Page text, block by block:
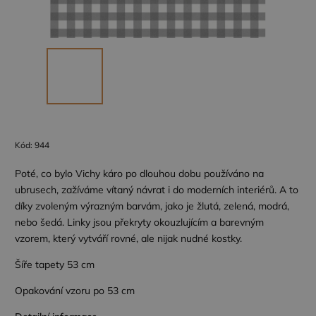
Kód: 944
Poté, co bylo Vichy káro po dlouhou dobu používáno na
ubrusech, zažíváme vítaný návrat i do moderních interiérů. A to
díky zvoleným výrazným barvám, jako je žlutá, zelená, modrá,
nebo šedá. Linky jsou překryty okouzlujícím a barevným
vzorem, který vytváří rovné, ale nijak nudné kostky.
Šíře tapety 53 cm
Opakování vzoru po 53 cm